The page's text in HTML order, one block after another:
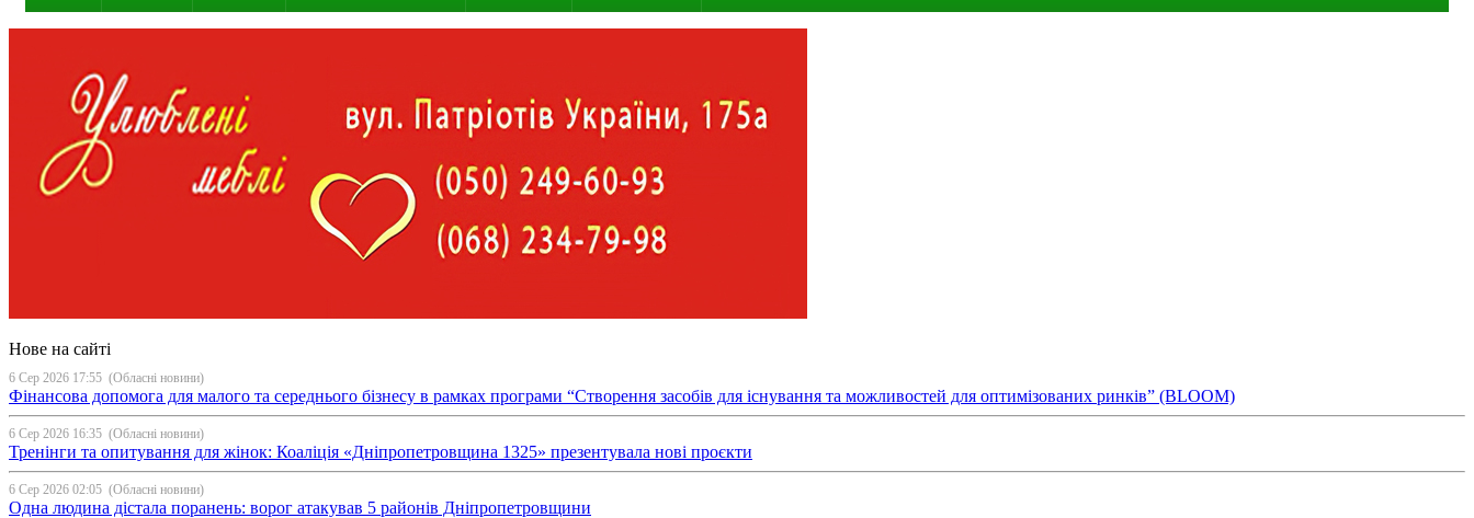
Нове на сайті
6 Сер 2026 17:55 (Обласні новини)
Фінансова допомога для малого та середнього бізнесу в рамках програми “Створення засобів для існування та можливостей для оптимізованих ринків” (BLOOM)
6 Сер 2026 16:35 (Обласні новини)
Тренінги та опитування для жінок: Коаліція «Дніпропетровщина 1325» презентувала нові проєкти
6 Сер 2026 02:05 (Обласні новини)
Одна людина дістала поранень: ворог атакував 5 районів Дніпропетровщини